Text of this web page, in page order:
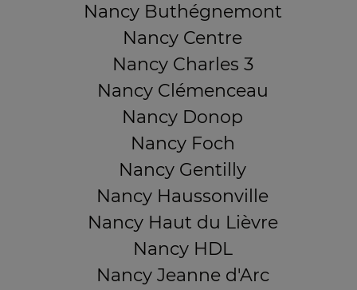
Nancy Buthégnemont
Nancy Centre
Nancy Charles 3
Nancy Clémenceau
Nancy Donop
Nancy Foch
Nancy Gentilly
Nancy Haussonville
Nancy Haut du Lièvre
Nancy HDL
Nancy Jeanne d'Arc